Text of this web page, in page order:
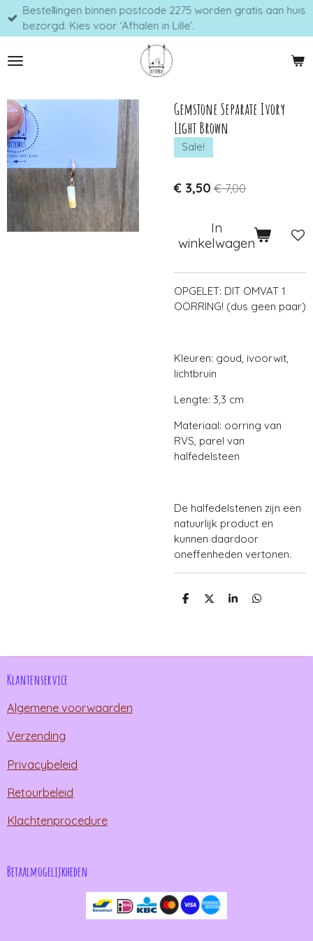
Ga
direct
de
Bestellingen binnen postcode 2275 worden gratis aan huis
bezorgd. Kies voor ‘Afhalen in Lille’.
Gemstone Separate Ivory
Light Brown
Sale!
€ 3,50 € 7,00
In
winkelwagen
OPGELET: DIT OMVAT 1
OORRING! (dus geen paar)
Kleuren: goud, ivoorwit,
lichtbruin
Lengte: 3,3 cm
Materiaal: oorring van
RVS, parel van
halfedelsteen
De halfedelstenen zijn een
natuurlijk product en
kunnen daardoor
oneffenheden vertonen.
D
D
S
D
Klantenservice
Algemene voorwaarden
Verzending
Privacybeleid
Retourbeleid
Klachtenprocedure
Betaalmogelijkheden